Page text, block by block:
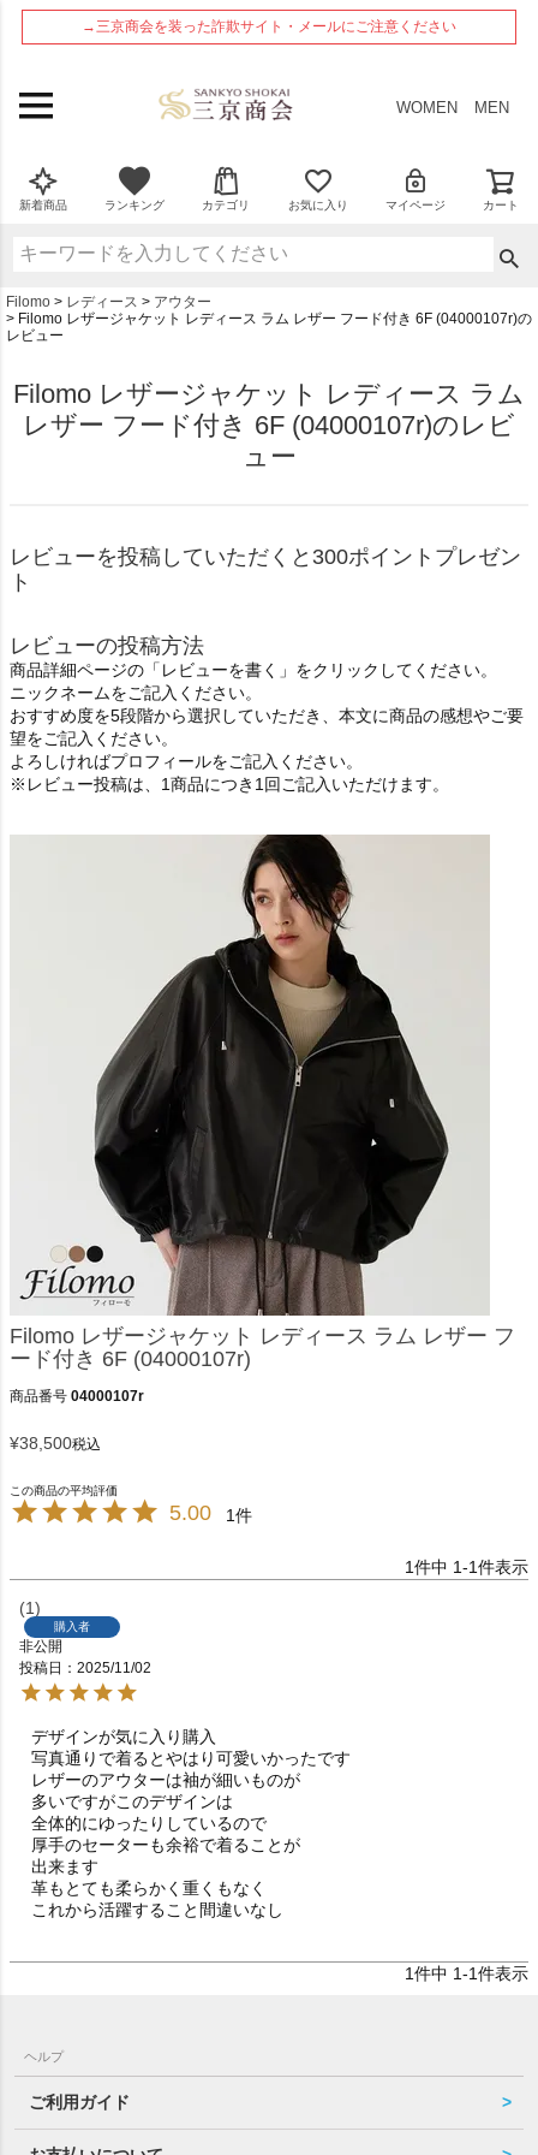
→三京商会を装った詐欺サイト・メールにご注意ください
WOMEN MEN
新着商品 ランキング カテゴリ お気に入り マイページ カート
Filomo レディース
アウター
Filomo レザージャケット レディース ラム レザー フード付き 6F (04000107r)の
レビュー
Filomo レザージャケット レディース ラム
レザー フード付き 6F (04000107r)のレビ
ュー
レビューを投稿していただくと300ポイントプレゼン
ト
レビューの投稿方法
商品詳細ページの「レビューを書く」をクリックしてください。
ニックネームをご記入ください。
おすすめ度を5段階から選択していただき、本文に商品の感想やご要
望をご記入ください。
よろしければプロフィールをご記入ください。
※レビュー投稿は、1商品につき1回ご記入いただけます。
Filomo レザージャケット レディース ラム レザー フ
ード付き 6F (04000107r)
商品番号 04000107r
¥38,500税込
5.00 1
1件中 1-1件表示
1
購入者
非公開
投稿日
2025/11/02
デザインが気に入り購入
写真通りで着るとやはり可愛いかったです
レザーのアウターは袖が細いものが
多いですがこのデザインは
全体的にゆったりしているので
厚手のセーターも余裕で着ることが
出来ます
革もとても柔らかく重くもなく
これから活躍すること間違いなし
1件中 1-1件表示
ペー
ヘルプ
ご利用ガイド